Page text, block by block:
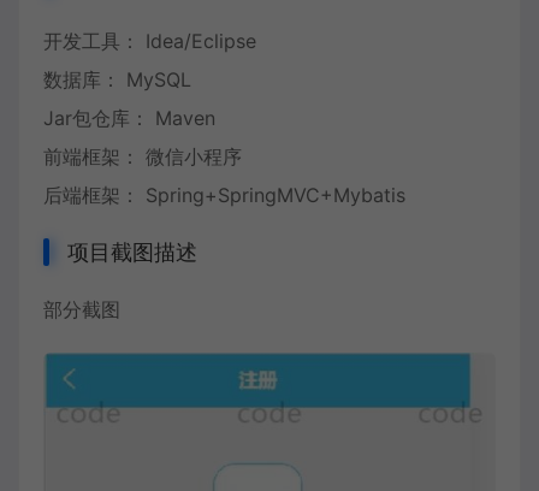
开发工具： Idea/Eclipse
数据库： MySQL
Jar包仓库： Maven
前端框架： 微信小程序
后端框架： Spring+SpringMVC+Mybatis
项目截图描述
部分截图